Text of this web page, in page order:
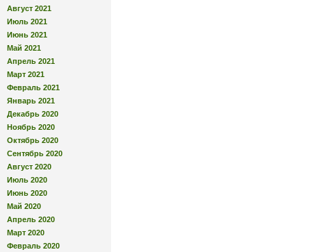
Август 2021
Июль 2021
Июнь 2021
Май 2021
Апрель 2021
Март 2021
Февраль 2021
Январь 2021
Декабрь 2020
Ноябрь 2020
Октябрь 2020
Сентябрь 2020
Август 2020
Июль 2020
Июнь 2020
Май 2020
Апрель 2020
Март 2020
Февраль 2020